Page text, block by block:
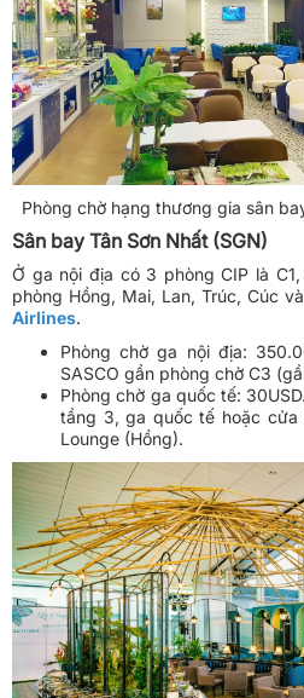
Phòng chờ hạng thương gia sân
Sân bay Tân Sơn Nhất (SGN)
Ở ga nội địa có 3 phòng CIP là
phòng Hồng, Mai, Lan, Trúc, Cúc
Airlines.
Phòng chờ ga nội địa:
SASCO gần phòng chờ C3
Phòng chờ ga quốc tế:
tầng 3, ga quốc tế hoặc cửa
Lounge (Hồng).